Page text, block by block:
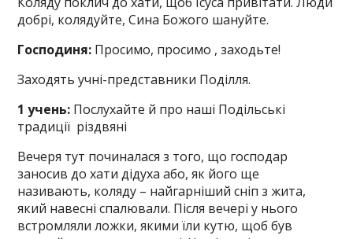
добрі, колядуйте, Сина Божого шануйте.
Господиня: Просимо, просимо , заходьте!
Заходять учні-представники Поділля.
1 учень: Послухайте й про наші Подільські
традиції різдвяні
Вечеря тут починалася з того, що господар
заносив до хати дідуха або, як його ще
називають, коляду – найгарніший сніп з жита,
який навесні спалювали. Після вечері у нього
встромляли ложки, якими їли кутю, щоб був